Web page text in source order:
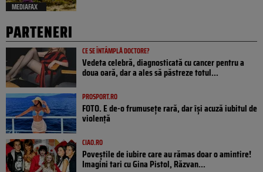
MEDIAFAX
PARTENERI
CE SE ÎNTÂMPLĂ DOCTORE?
Vedeta celebră, diagnosticată cu cancer pentru a
doua oară, dar a ales să păstreze totul...
PROSPORT.RO
FOTO. E de-o frumusețe rară, dar își acuză iubitul de
violență
CIAO.RO
Poveştile de iubire care au rămas doar o amintire!
Imagini tari cu Gina Pistol, Răzvan...